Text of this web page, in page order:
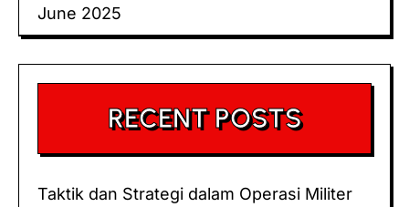
June 2025
RECENT POSTS
Taktik dan Strategi dalam Operasi Militer